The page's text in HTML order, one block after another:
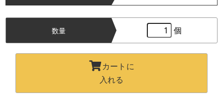
数量 個
カートに
入れる